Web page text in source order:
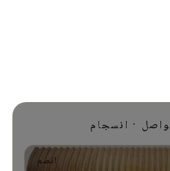
· انسجام
انضم